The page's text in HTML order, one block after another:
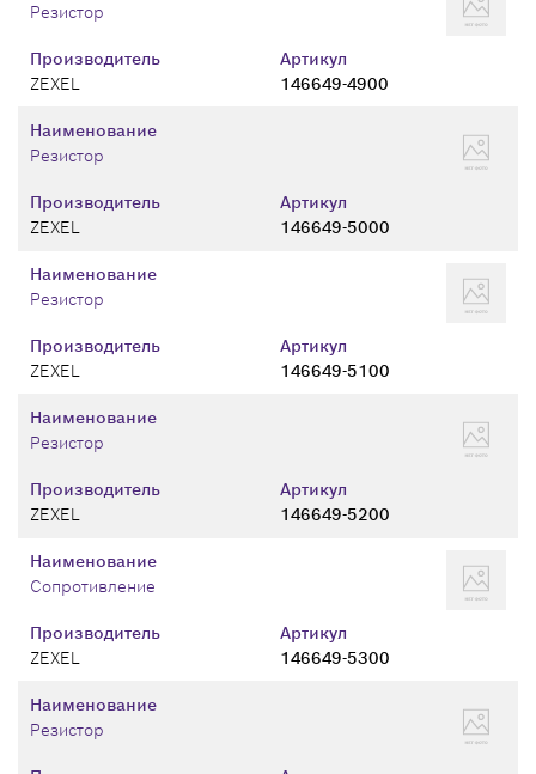
Производитель
ZEXEL
Артикул
146649-4900
Резистор
Производитель
ZEXEL
Артикул
146649-5000
Наименование
Резистор
Производитель
ZEXEL
Артикул
146649-5100
Наименование
Резистор
Производитель
ZEXEL
Артикул
146649-5200
Наименование
Резистор
Производитель
ZEXEL
Артикул
146649-5300
Наименование
Сопротивление
Наименование
Резистор